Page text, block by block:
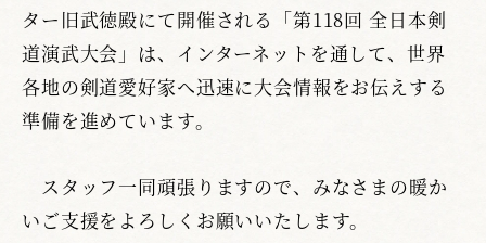
ター旧武徳殿にて開催される「第118回 全日本剣
道演武大会」は、インターネットを通して、世界
各地の剣道愛好家へ迅速に大会情報をお伝えする
準備を進めています。
スタッフ一同頑張りますので、みなさまの暖か
いご支援をよろしくお願いいたします。